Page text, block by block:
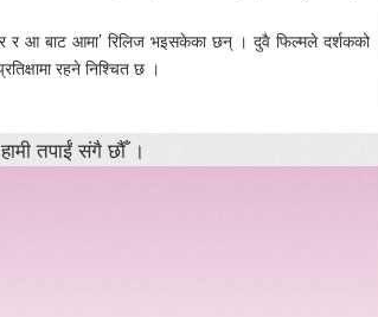
र आ बाट आमा’ रिलिज भइसकेका छन् । दुवै फिल्मले दर्शकको
रहने निश्चित छ ।
तपाईं संगै छौँ ।